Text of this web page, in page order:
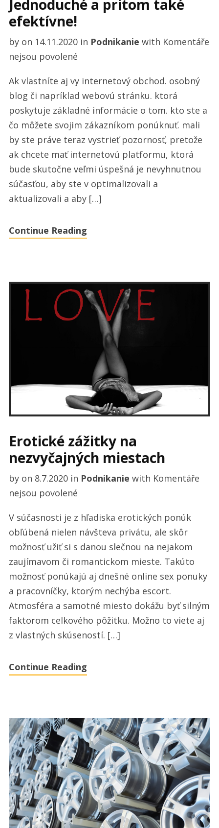
Jednoduché a pritom také
efektívne!
by on 14.11.2020in Podnikanie with Komentáře
nejsou povolenéu
s
názvem
Jednoduché
a
pritom
také
efektívne!
Ak vlastníte aj vy internetový obchod. osobný
blog či napríklad webovú stránku. ktorá
poskytuje základné informácie o tom. kto ste a
čo môžete svojim zákazníkom ponúknuť. mali
by ste práve teraz vystrieť pozornosť, pretože
ak chcete mať internetovú platformu, ktorá
bude skutočne veľmi úspešná je nevyhnutnou
súčasťou, aby ste v optimalizovali a
aktualizovali a aby […]
Continue Reading
Erotické zážitky na
nezvyčajných miestach
by on 8.7.2020in Podnikanie with Komentáře
nejsou povolenéu
s
názvem
Erotické
zážitky
na
nezvyčajných
miestach
V súčasnosti je z hľadiska erotických ponúk
obľúbená nielen návšteva privátu, ale skôr
možnosť užiť si s danou slečnou na nejakom
zaujímavom či romantickom mieste. Takúto
možnosť ponúkajú aj dnešné online sex ponuky
a pracovníčky, ktorým nechýba escort.
Atmosféra a samotné miesto dokážu byť silným
faktorom celkového pôžitku. Možno to viete aj
z vlastných skúseností. […]
Continue Reading